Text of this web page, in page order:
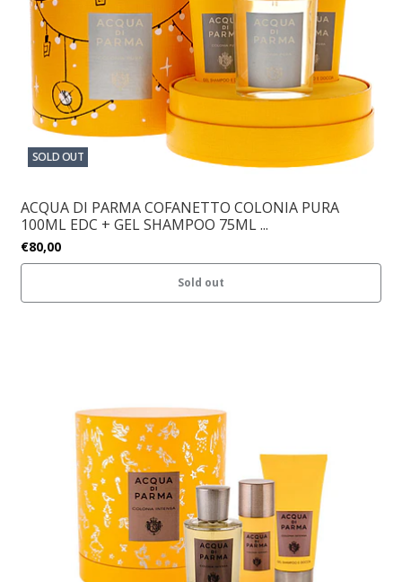
SOLD OUT
ACQUA DI PARMA COFANETTO COLONIA PURA
100ML EDC + GEL SHAMPOO 75ML ...
€80,00
Sold out